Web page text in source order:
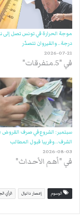
درجة.. والقيروان تتصدّر
2026-07-21
في "5.متفرقات"
سبتمبر: الشروع في صرف القروض
الشرف.. وقريبا قبول المطالب
2026-08-03
في "أهم الأحداث"
الوسوم إعصار دانيال الرأي